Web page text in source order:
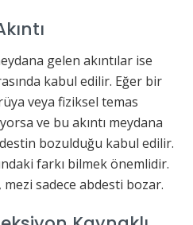
gelen akıntılar ise
kabul edilir. Eğer bir
veya fiziksel temas
ve bu akıntı meydana
bozulduğu kabul edilir.
farkı bilmek önemlidir.
sadece abdesti bozar.